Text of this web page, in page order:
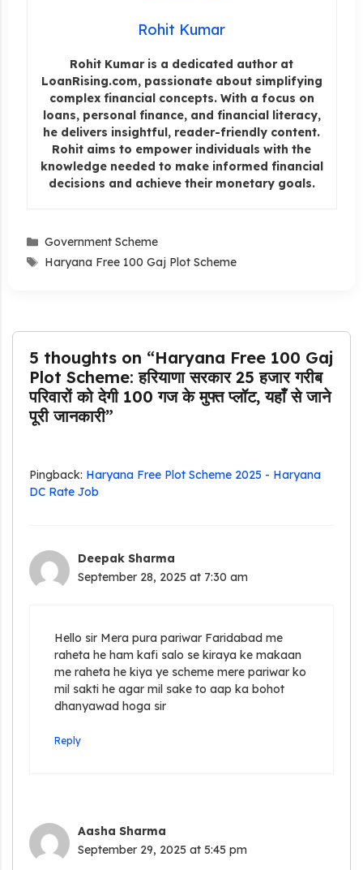
Rohit Kumar
Rohit Kumar is a dedicated author at
LoanRising.com, passionate about simplifying
complex financial concepts. With a focus on
loans, personal finance, and financial literacy,
he delivers insightful, reader-friendly content.
Rohit aims to empower individuals with the
knowledge needed to make informed financial
decisions and achieve their monetary goals.
Categories
Government Scheme
Tags
Haryana Free 100 Gaj Plot Scheme
5 thoughts on “Haryana Free 100 Gaj
Plot Scheme: हरियाणा सरकार 25 हजार गरीब
परिवारों को देगी 100 गज के मुफ्त प्लॉट, यहाँ से जाने
पूरी जानकारी”
Pingback: Haryana Free Plot Scheme 2025 - Haryana
DC Rate Job
Deepak Sharma
September 28, 2025 at 7:30 am
Hello sir Mera pura pariwar Faridabad me
raheta he ham kafi salo se kiraya ke makaan
me raheta he kiya ye scheme mere pariwar ko
mil sakti he agar mil sake to aap ka bohot
dhanyawad hoga sir
Reply
Aasha Sharma
September 29, 2025 at 5:45 pm